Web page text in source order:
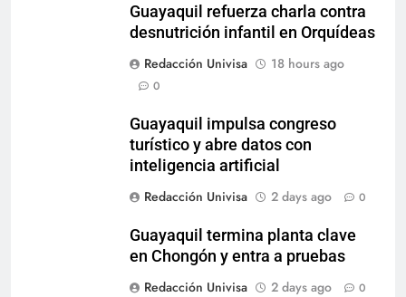
Guayaquil refuerza charla contra
desnutrición infantil en Orquídeas
Redacción Univisa
18 hours ago
0
Guayaquil impulsa congreso
turístico y abre datos con
inteligencia artificial
Redacción Univisa
2 days ago 0
Guayaquil termina planta clave
en Chongón y entra a pruebas
Redacción Univisa
2 days ago 0